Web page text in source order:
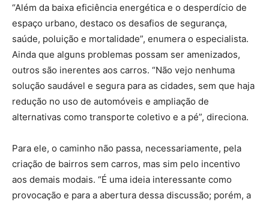
“Além da baixa eficiência energética e o desperdício de
espaço urbano, destaco os desafios de segurança,
saúde, poluição e mortalidade”, enumera o especialista.
Ainda que alguns problemas possam ser amenizados,
outros são inerentes aos carros. “Não vejo nenhuma
solução saudável e segura para as cidades, sem que haja
redução no uso de automóveis e ampliação de
alternativas como transporte coletivo e a pé”, direciona.
Para ele, o caminho não passa, necessariamente, pela
criação de bairros sem carros, mas sim pelo incentivo
aos demais modais. “É uma ideia interessante como
provocação e para a abertura dessa discussão; porém, a